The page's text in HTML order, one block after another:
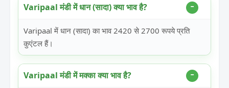
Varipaal मंडी में धान (सादा) क्या भाव है?
Varipaal में धान (सादा) का भाव 2420 से 2700 रूपये प्रति
कुएंटल हैं।
Varipaal मंडी में मक्का क्या भाव है?